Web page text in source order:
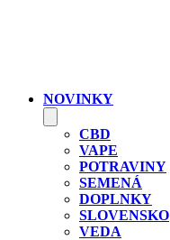
NOVINKY
CBD
VAPE
POTRAVINY
SEMENÁ
DOPLNKY
SLOVENSKO
VEDA